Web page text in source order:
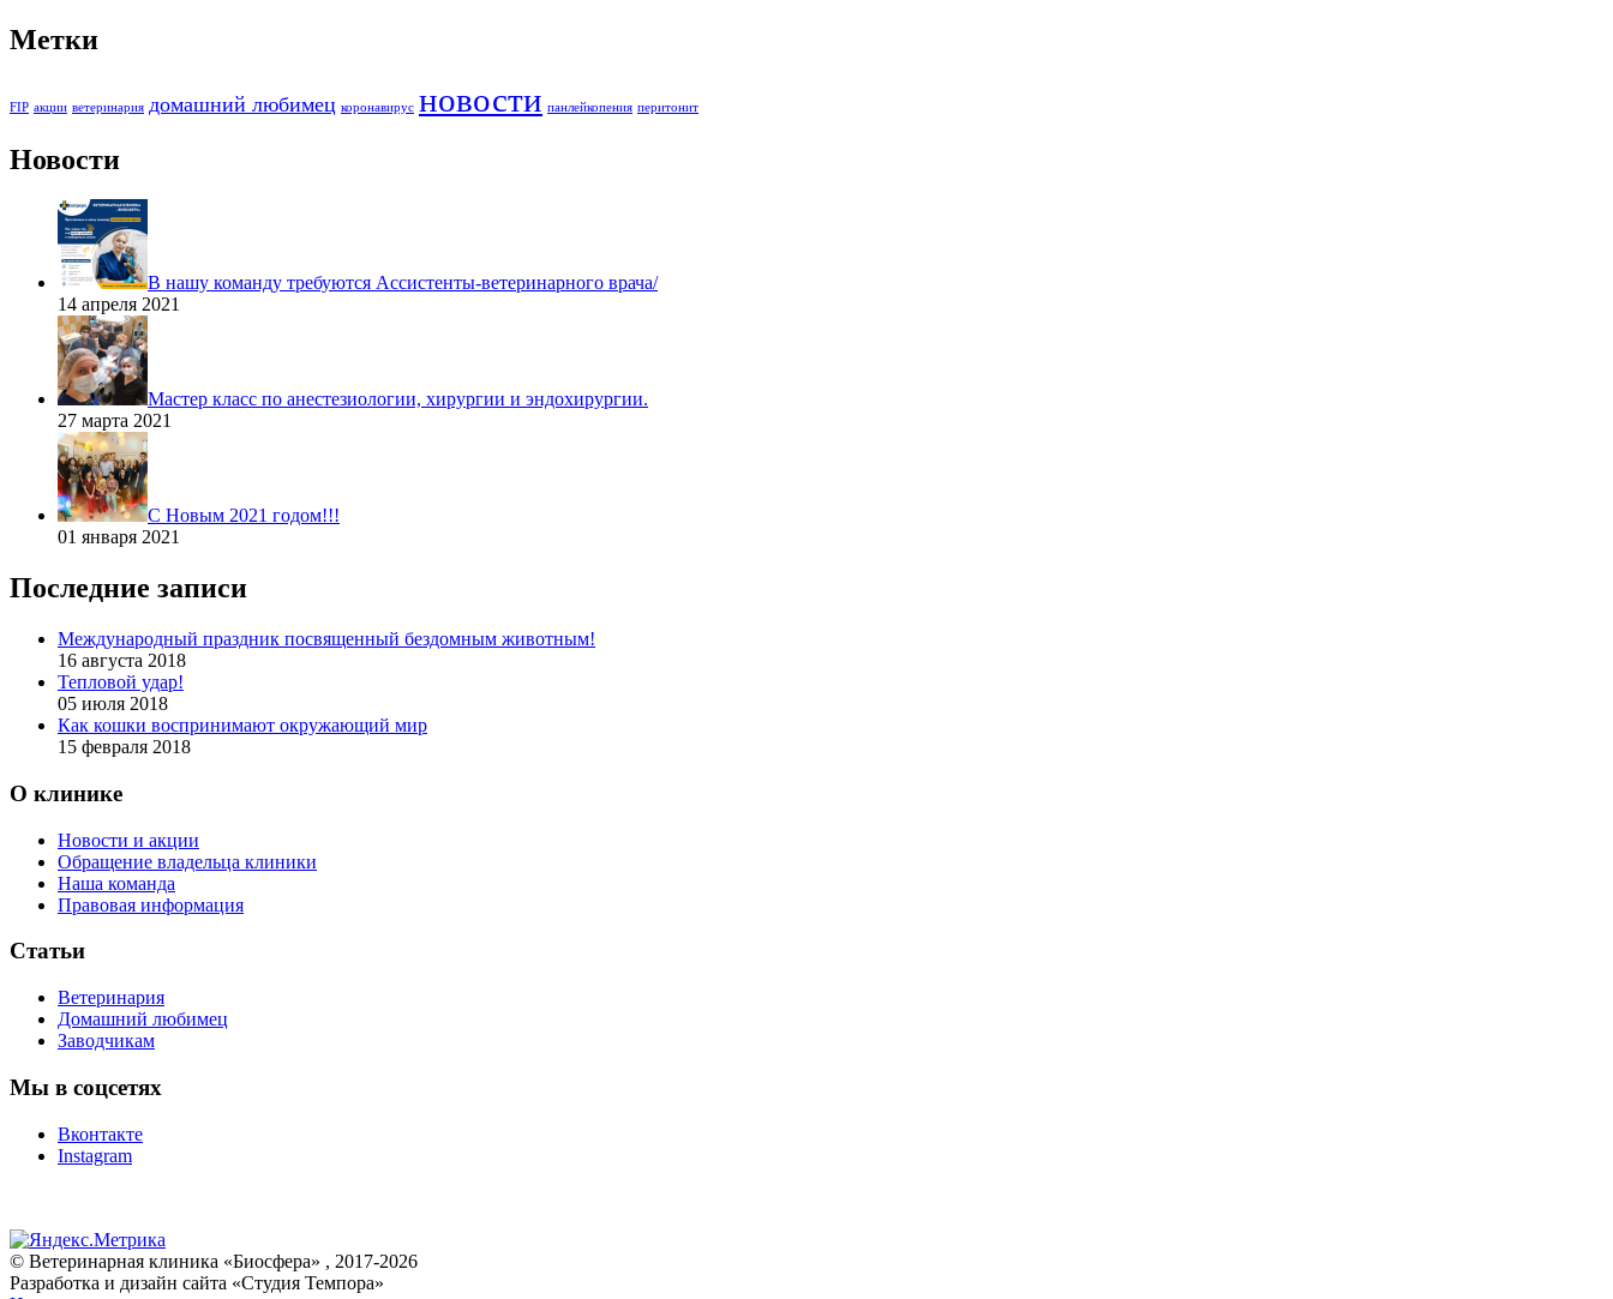
Метки
FIP акции ветеринария домашний любимец коронавирус новости панлейкопения перитонит
Новости
В нашу команду требуются Ассистенты-ветеринарного врача/
14 апреля 2021
Мастер класс по анестезиологии, хирургии и эндохирургии.
27 марта 2021
С Новым 2021 годом!!!
01 января 2021
Последние записи
Международный праздник посвященный бездомным животным!
16 августа 2018
Тепловой удар!
05 июля 2018
Как кошки воспринимают окружающий мир
15 февраля 2018
О клинике
Новости и акции
Обращение владельца клиники
Наша команда
Правовая информация
Статьи
Ветеринария
Домашний любимец
Заводчикам
Мы в соцсетях
Вконтакте
Instagram
© Ветеринарная клиника «Биосфера» , 2017-2026
Разработка и дизайн сайта «Студия Темпора»